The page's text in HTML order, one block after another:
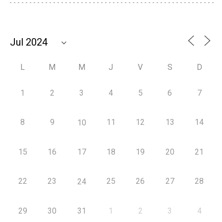
L M M J V S D
1 2 3 4 5 6 7
8 9 10 11 12 13 14
15 16 17 18 19 20 21
22 23 24 25 26 27 28
29 30 31 1 2 3 4